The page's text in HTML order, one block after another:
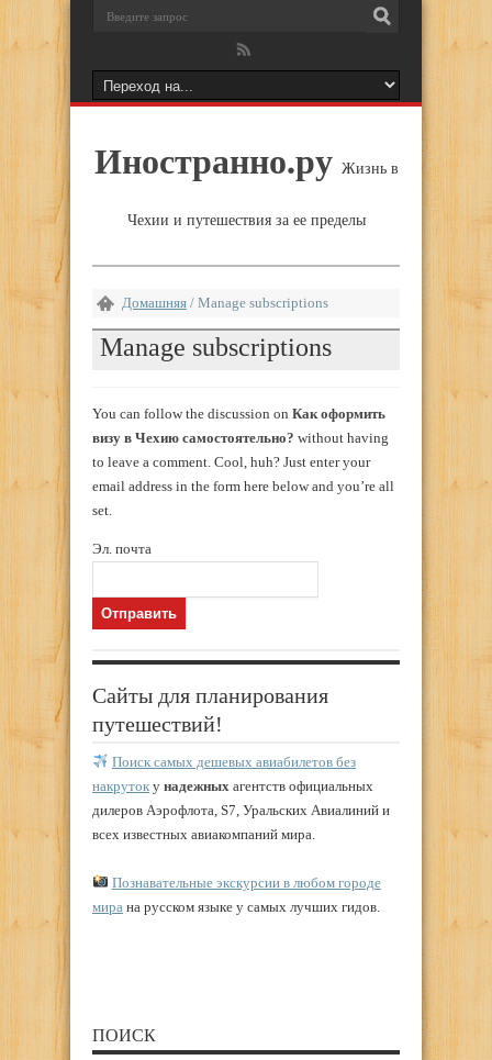
Иностранно.ру Жизнь в
Чехии и путешествия за ее пределы
Домашняя / Manage subscriptions
Manage subscriptions
You can follow the discussion on Как оформить
визу в Чехию самостоятельно? without having
to leave a comment. Cool, huh? Just enter your
email address in the form here below and you’re all
set.
Эл. почта
Сайты для планирования
путешествий!
Поиск самых дешевых авиабилетов без
накруток у надежных агентств официальных
дилеров Аэрофлота, S7, Уральских Авиалиний и
всех известных авиакомпаний мира.
Познавательные экскурсии в любом городе
мира на русском языке у самых лучших гидов.
ПОИСК